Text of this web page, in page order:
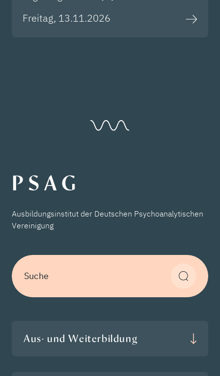
Freitag, 13.11.2026
Ausbildungsinstitut der Deutschen Psychoanalytischen
Vereinigung
Suche
Aus- und Weiterbildung